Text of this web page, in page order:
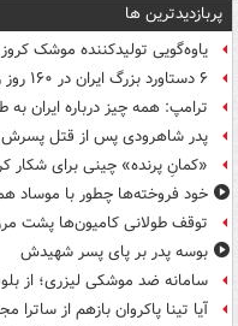
پربازدیدترین ها
یاوه‌گویی تولیدکننده موشک کروز
۶ دستاورد بزرگ ایران در ۱۶۰ روز رهبری رهبر انقلاب
ترامپ: همه چیز درباره ایران
پدر شاهرودی پس از قتل
«کمانِ پرنده» چینی برای شکار
خود فروخته‌ها چطور با موساد
توقف طولانی کامیون‌ها پشت
بوسه‌ پدر بر پای پسر شهیدش
سامانه ضد موشکی لیزری؛ از
آیا تینا پاکروان بازهم از ساترا